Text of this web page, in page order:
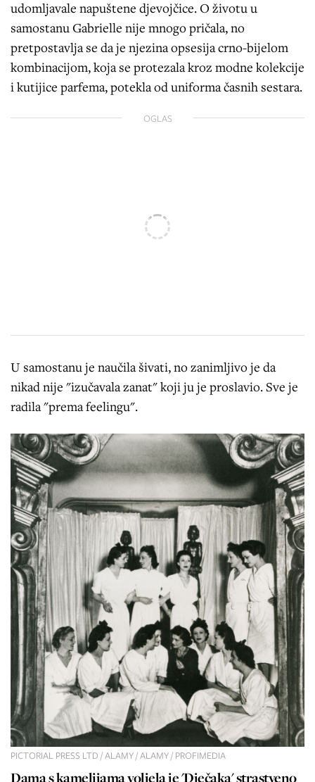
udomljavale napuštene djevojčice. O životu u
samostanu Gabrielle nije mnogo pričala, no
pretpostavlja se da je njezina opsesija crno-bijelom
kombinacijom, koja se protezala kroz modne kolekcije
i kutijice parfema, potekla od uniforma časnih sestara.
OGLAS
U samostanu je naučila šivati, no zanimljivo je da
nikad nije "izučavala zanat" koji ju je proslavio. Sve je
radila "prema feelingu".
PICTORIAL PRESS LTD / ALAMY / ALAMY / PROFIMEDIA
Dama s kamelijama voljela je 'Dječaka' strastveno